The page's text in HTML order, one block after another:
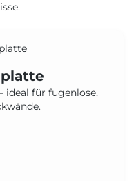
ideal für fugenlose,